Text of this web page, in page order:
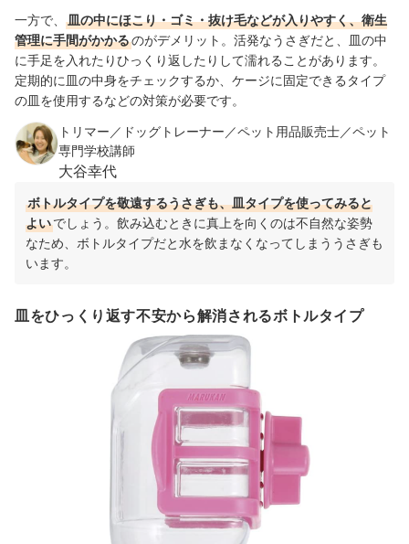
一方で、
皿の中にほこり・ゴミ・抜け毛などが入りやすく、衛生
管理に手間がかかるのがデメリット。活発なうさぎだと、皿の中
に手足を入れたりひっくり返したりして濡れることがあります。
定期的に皿の中身をチェックするか、ケージに固定できるタイプ
の皿を使用するなどの対策が必要です。
トリマー／ドッグトレーナー／ペット用品販売士／ペット
専門学校講師
大谷幸代
ボトルタイプを敬遠するうさぎも、皿タイプを使ってみると
よいでしょう。飲み込むときに真上を向くのは不自然な姿勢
なため、ボトルタイプだと水を飲まなくなってしまううさぎも
います。
皿をひっくり返す不安から解消されるボトルタイプ